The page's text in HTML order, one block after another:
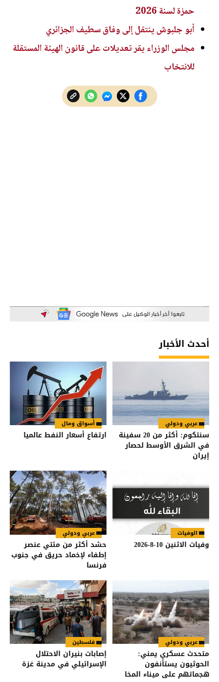
حمزة لسنة 2026
أبو جلبوش ينتقل إلى وفاق سطيف الجزائري
مجلس الوزراء يقر تعديلات على قانون الهيئة المستقلة
للانتخاب
أحدث الأخبار
عربي ودولي
سنتكوم: أكثر من 20 سفينة
في الشرق الأوسط لحصار
إيران
أسواق ومال
ارتفاع أسعار النفط عالميا
الوفيات
وفيات الاثنين 10-8-2026
عربي ودولي
حشد أكثر من مئتي عنصر
إطفاء لإخماد حريق في جنوب
فرنسا
عربي ودولي
متحدث عسكري يمني:
الحوثيون يستأنفون
هجماتهم على ميناء المخا
فلسطين
إصابات بنيران الاحتلال
الإسرائيلي في مدينة غزة